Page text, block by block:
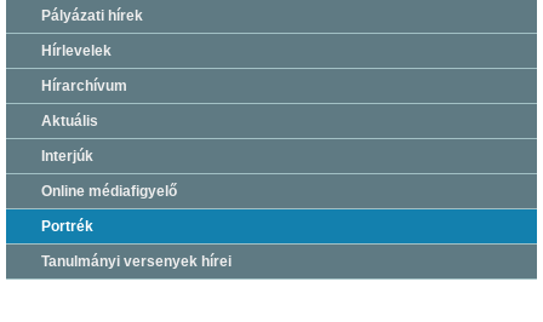
Pályázati hírek
Hírlevelek
Hírarchívum
Aktuális
Interjúk
Online médiafigyelő
Portrék
Tanulmányi versenyek hírei